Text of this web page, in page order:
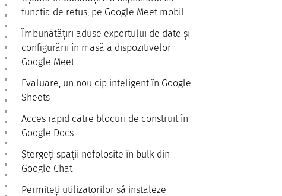
funcția de retuș, pe Google Meet mobil
Îmbunătățiri aduse exportului de date și
configurării în masă a dispozitivelor
Google Meet
Evaluare, un nou cip inteligent în Google
Sheets
Acces rapid către blocuri de construit în
Google Docs
Ștergeți spații nefolosite în bulk din
Google Chat
Permiteți utilizatorilor să instaleze